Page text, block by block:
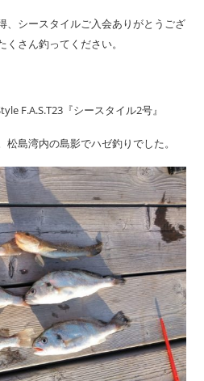
、シースタイルご入会ありがとうござ
さん釣ってください。
F.A.S.T23『シースタイル2号』
島湾内の島影でハゼ釣りでした。